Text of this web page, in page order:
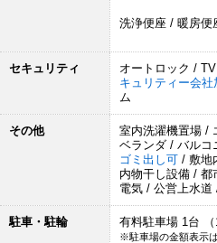
洗浄便座 / 暖房便
セキュリティ オートロック /
キュリティー会社
ム
その他
室内洗濯機置場 /
ベランダ / バルコ
ゴミ出し可 / 敷地
内物干し設備 /
電気 / 公営上水
駐車・駐輪 有料駐車場 1台
※駐車場の金額表示